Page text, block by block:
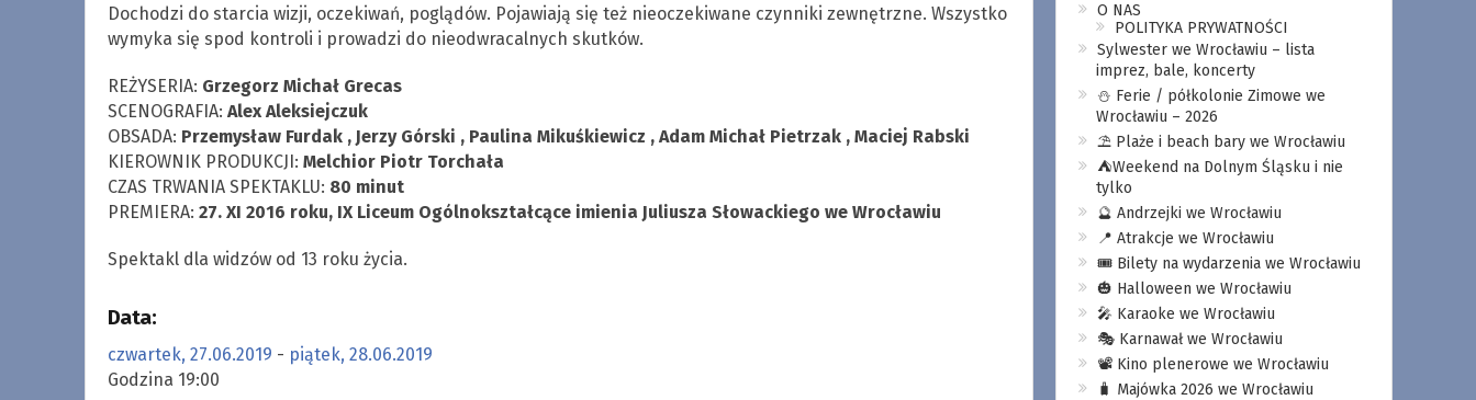
Dochodzi do starcia wizji, oczekiwań, poglądów. Pojawiają się też nieoczekiwane czynniki zewnętrzne. Wszystko
wymyka się spod kontroli i prowadzi do nieodwracalnych skutków.
REŻYSERIA: Grzegorz Michał Grecas
SCENOGRAFIA: Alex Aleksiejczuk
OBSADA: Przemysław Furdak , Jerzy Górski , Paulina Mikuśkiewicz , Adam Michał Pietrzak , Maciej Rabski
KIEROWNIK PRODUKCJI: Melchior Piotr Torchała
CZAS TRWANIA SPEKTAKLU: 80 minut
PREMIERA: 27. XI 2016 roku, IX Liceum Ogólnokształcące imienia Juliusza Słowackiego we Wrocławiu
Spektakl dla widzów od 13 roku życia.
Data:
czwartek, 27.06.2019 - piątek, 28.06.2019
Godzina 19:00
O NAS
POLITYKA PRYWATNOŚCI
Sylwester we Wrocławiu – lista
imprez, bale, koncerty
⛄️ Ferie / półkolonie Zimowe we
Wrocławiu – 2026
⛱️ Plaże i beach bary we Wrocławiu
⛺️Weekend na Dolnym Śląsku i nie
tylko
🔮 Andrzejki we Wrocławiu
📍 Atrakcje we Wrocławiu
🎟️ Bilety na wydarzenia we Wrocławiu
🎃 Halloween we Wrocławiu
🎤 Karaoke we Wrocławiu
🎭 Karnawał we Wrocławiu
📽️ Kino plenerowe we Wrocławiu
🧳 Majówka 2026 we Wrocławiu